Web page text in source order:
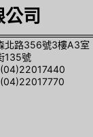
司
北路356號3樓A3室
135號